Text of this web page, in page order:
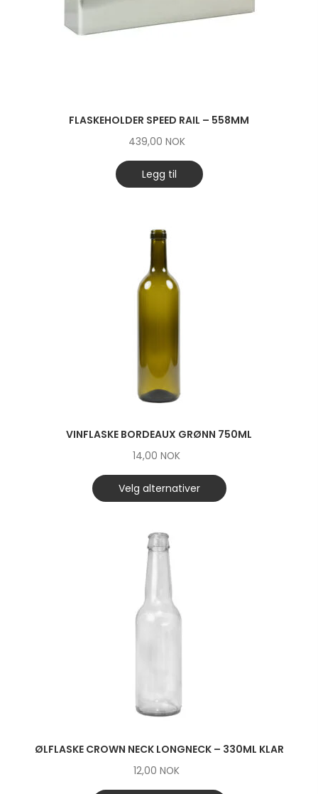
FLASKEHOLDER SPEED RAIL – 558MM
439,00 NOK
Legg til
VINFLASKE BORDEAUX GRØNN 750ML
14,00 NOK
Velg alternativer
ØLFLASKE CROWN NECK LONGNECK – 330ML KLAR
12,00 NOK